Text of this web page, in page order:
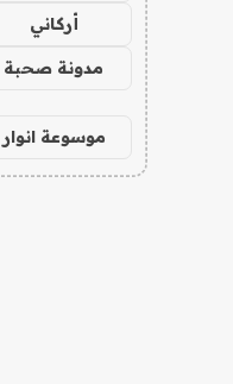
أركاني
مدونة صحبة
موسوعة انوار